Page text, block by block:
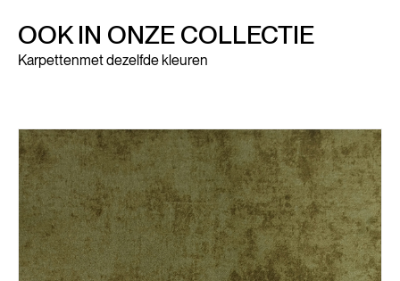
OOK IN ONZE COLLECTIE
Karpettenmet dezelfde kleuren